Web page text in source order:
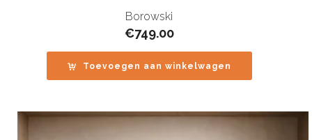
Borowski
€749.00
Toevoegen aan winkelwagen